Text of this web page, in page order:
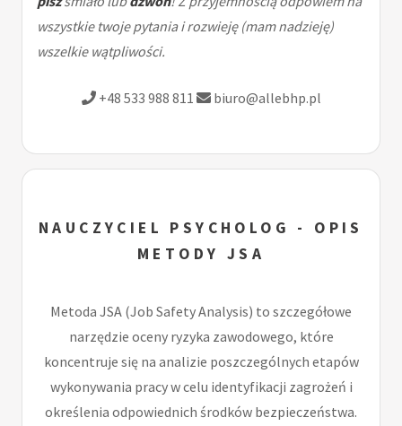
wszystkie twoje pytania i rozwieję (mam nadzieję)
wszelkie wątpliwości.
+48 533 988 811 biuro@allebhp.pl
NAUCZYCIEL PSYCHOLOG - OPIS
METODY JSA
Metoda JSA (Job Safety Analysis) to szczegółowe
narzędzie oceny ryzyka zawodowego, które
koncentruje się na analizie poszczególnych etapów
wykonywania pracy w celu identyfikacji zagrożeń i
określenia odpowiednich środków bezpieczeństwa.